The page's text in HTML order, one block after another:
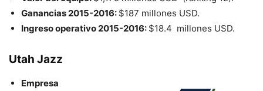
Ganancias 2015-2016: $187 millones USD.
Ingreso operativo 2015-2016: $18.4 millones USD.
Utah Jazz
Empresa